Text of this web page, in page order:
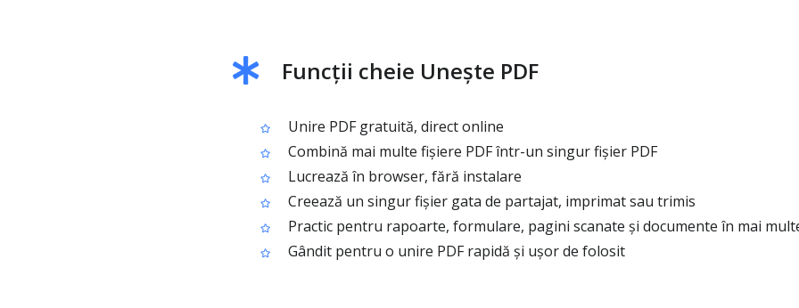
Funcții cheie Unește PDF
Unire PDF gratuită, direct online
Combină mai multe fișiere PDF într-un singur fișier PDF
Lucrează în browser, fără instalare
Creează un singur fișier gata de partajat, imprimat sau trimis
Practic pentru rapoarte, formulare, pagini scanate și documente în mai
Gândit pentru o unire PDF rapidă și ușor de folosit